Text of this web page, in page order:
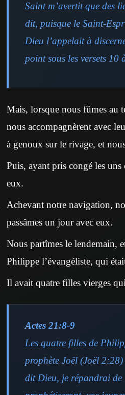
Saint m’avertit que des
dit, puisque le Saint-
Dieu l’appelait à
point sous les versets 10
Mais, lorsque nous fûmes au
nous accompagnèrent avec
à genoux sur le rivage, et
Puis, ayant pris congé les
eux.
Achevant notre navigation,
passâmes un jour avec eux.
Nous partîmes le lendemain,
Philippe l’évangéliste, qui
Il avait quatre filles vierges
Actes 21:8-9
Les quatre filles de
prophète Joël (Joël
dit Dieu, je répandrai de